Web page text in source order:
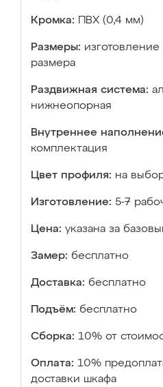
Кромка: ПВХ (0,4 мм)
Размеры:
размера
Раздвижная система:
нижнеопорная
Внутреннее
комплектация
Цвет профиля: на
Изготовление: 5-7
Цена: указана за
Замер: бесплатно
Доставка: бесплатно
Подъём: бесплатно
Сборка: 10% от
Оплата: 10%
доставки шкафа